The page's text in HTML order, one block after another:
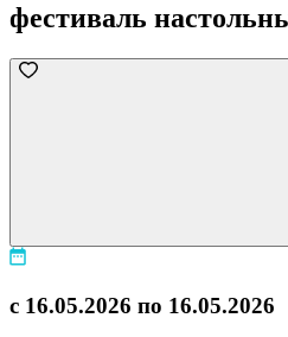
фестиваль
с 16.05.2026 по 16.05.2026